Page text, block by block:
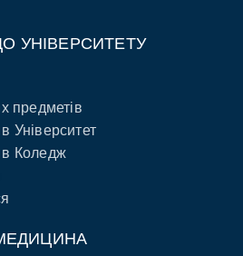
УНІВЕРСИТЕТУ
предметів
Університет
Коледж